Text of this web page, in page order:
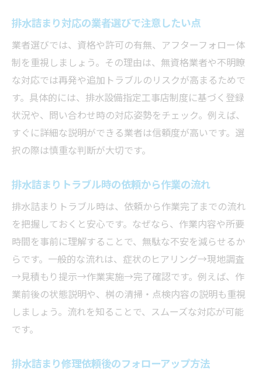
排水詰まり対応の業者選びで注意したい点
業者選びでは、資格や許可の有無、アフターフォロー体
制を重視しましょう。その理由は、無資格業者や不明瞭
な対応では再発や追加トラブルのリスクが高まるためで
す。具体的には、排水設備指定工事店制度に基づく登録
状況や、問い合わせ時の対応姿勢をチェック。例えば、
すぐに詳細な説明ができる業者は信頼度が高いです。選
択の際は慎重な判断が大切です。
排水詰まりトラブル時の依頼から作業の流れ
排水詰まりトラブル時は、依頼から作業完了までの流れ
を把握しておくと安心です。なぜなら、作業内容や所要
時間を事前に理解することで、無駄な不安を減らせるか
らです。一般的な流れは、症状のヒアリング→現地調査
→見積もり提示→作業実施→完了確認です。例えば、作
業前後の状態説明や、桝の清掃・点検内容の説明も重視
しましょう。流れを知ることで、スムーズな対応が可能
です。
排水詰まり修理依頼後のフォローアップ方法